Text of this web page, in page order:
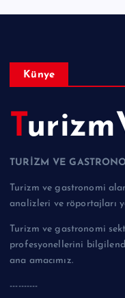
Künye
TURİZM VE
Turizm ve gastronomi
analizleri ve röportajları
Turizm ve gastronomi
profesyonellerini
ana amacımız.
----------